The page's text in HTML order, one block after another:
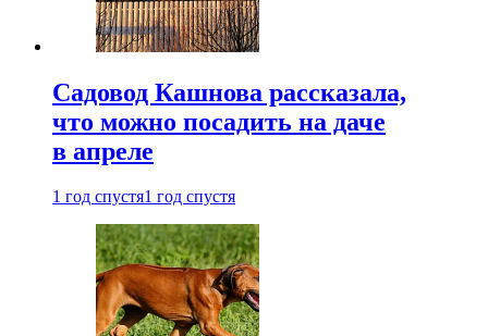
Садовод Кашнова рассказала,
что можно посадить на даче
в апреле
1 год спустя1 год спустя